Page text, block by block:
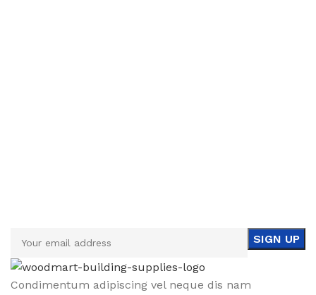
Condimentum adipiscing vel neque dis nam